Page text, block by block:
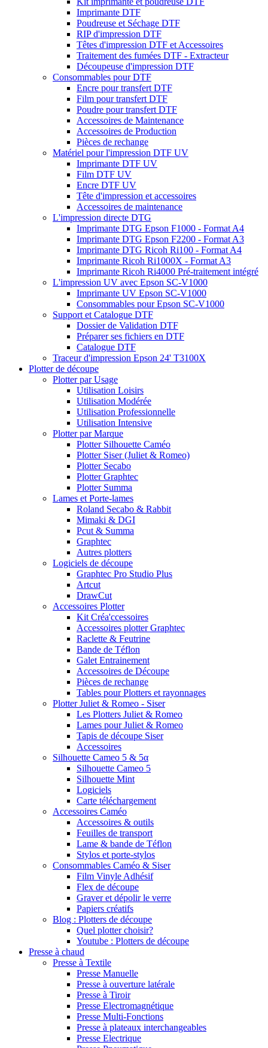
Imprimante DTF
Poudreuse et Séchage DTF
RIP d'impression DTF
Têtes d'impression DTF et Accessoires
Traitement des fumées DTF - Extracteur
Découpeuse d'impression DTF
Consommables pour DTF
Encre pour transfert DTF
Film pour transfert DTF
Poudre pour transfert DTF
Accessoires de Maintenance
Accessoires de Production
Pièces de rechange
Matériel pour l'impression DTF UV
Imprimante DTF UV
Film DTF UV
Encre DTF UV
Tête d'impression et accessoires
Accessoires de maintenance
L'impression directe DTG
Imprimante DTG Epson F1000 - Format A4
Imprimante DTG Epson F2200 - Format A3
Imprimante DTG Ricoh Ri100 - Format A4
Imprimante Ricoh Ri1000X - Format A3
Imprimante Ricoh Ri4000 Pré-traitement intégré
L'impression UV avec Epson SC-V1000
Imprimante UV Epson SC-V1000
Consommables pour Epson SC-V1000
Support et Catalogue DTF
Dossier de Validation DTF
Préparer ses fichiers en DTF
Catalogue DTF
Traceur d'impression Epson 24' T3100X
Plotter de découpe
Plotter par Usage
Utilisation Loisirs
Utilisation Modérée
Utilisation Professionnelle
Utilisation Intensive
Plotter par Marque
Plotter Silhouette Caméo
Plotter Siser (Juliet & Romeo)
Plotter Secabo
Plotter Graphtec
Plotter Summa
Lames et Porte-lames
Roland Secabo & Rabbit
Mimaki & DGI
Pcut & Summa
Graphtec
Autres plotters
Logiciels de découpe
Graphtec Pro Studio Plus
Artcut
DrawCut
Accessoires Plotter
Kit Créa'ccessoires
Accessoires plotter Graphtec
Raclette & Feutrine
Bande de Téflon
Galet Entrainement
Accessoires de Découpe
Pièces de rechange
Tables pour Plotters et rayonnages
Plotter Juliet & Romeo - Siser
Les Plotters Juliet & Romeo
Lames pour Juliet & Romeo
Tapis de découpe Siser
Accessoires
Silhouette Cameo 5 & 5α
Silhouette Cameo 5
Silhouette Mint
Logiciels
Carte téléchargement
Accessoires Caméo
Accessoires & outils
Feuilles de transport
Lame & bande de Téflon
Stylos et porte-stylos
Consommables Caméo & Siser
Film Vinyle Adhésif
Flex de découpe
Graver et dépolir le verre
Papiers créatifs
Blog : Plotters de découpe
Quel plotter choisir?
Youtube : Plotters de découpe
Presse à chaud
Presse à Textile
Presse Manuelle
Presse à ouverture latérale
Presse à Tiroir
Presse Electromagnétique
Presse Multi-Fonctions
Presse à plateaux interchangeables
Presse Electrique